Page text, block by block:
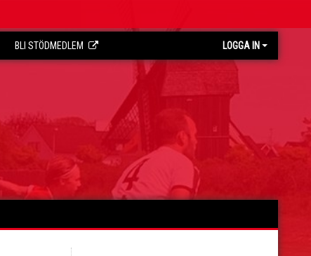
BLI STÖDMEDLEM LOGGA IN